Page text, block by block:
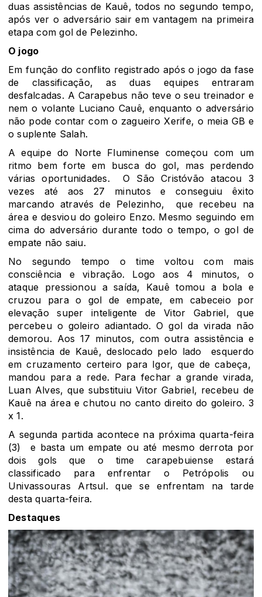
duas assistências de Kauê, todos no segundo tempo,
após ver o adversário sair em vantagem na primeira
etapa com gol de Pelezinho.
O jogo
Em função do conflito registrado após o jogo da fase
de classificação, as duas equipes entraram
desfalcadas. A Carapebus não teve o seu treinador e
nem o volante Luciano Cauê, enquanto o adversário
não pode contar com o zagueiro Xerife, o meia GB e
o suplente Salah.
A equipe do Norte Fluminense começou com um
ritmo bem forte em busca do gol, mas perdendo
várias oportunidades. O São Cristóvão atacou 3
vezes até aos 27 minutos e conseguiu êxito
marcando através de Pelezinho, que recebeu na
área e desviou do goleiro Enzo. Mesmo seguindo em
cima do adversário durante todo o tempo, o gol de
empate não saiu.
No segundo tempo o time voltou com mais
consciência e vibração. Logo aos 4 minutos, o
ataque pressionou a saída, Kauê tomou a bola e
cruzou para o gol de empate, em cabeceio por
elevação super inteligente de Vitor Gabriel, que
percebeu o goleiro adiantado. O gol da virada não
demorou. Aos 17 minutos, com outra assistência e
insistência de Kauê, deslocado pelo lado esquerdo
em cruzamento certeiro para Igor, que de cabeça,
mandou para a rede. Para fechar a grande virada,
Luan Alves, que substituiu Vitor Gabriel, recebeu de
Kauê na área e chutou no canto direito do goleiro. 3
x 1.
A segunda partida acontece na próxima quarta-feira
(3) e basta um empate ou até mesmo derrota por
dois gols que o time carapebuiense estará
classificado para enfrentar o Petrópolis ou
Univassouras Artsul. que se enfrentam na tarde
desta quarta-feira.
Destaques